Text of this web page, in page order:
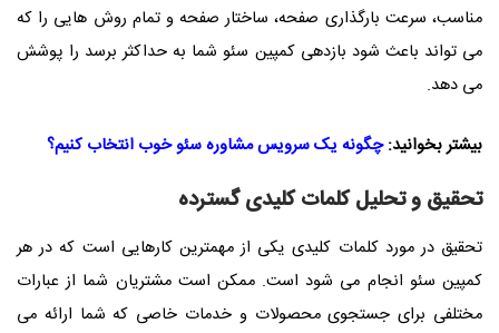
مناسب، سرعت بارگذاری صفحه، ساختار صفحه و تمام روش هایی را که
می تواند باعث شود بازدهی کمپین سئو شما به حداکثر برسد را پوشش
می دهد.
بیشتر بخوانید:چگونه یک سرویس مشاوره سئو خوب انتخاب کنیم؟
تحقیق و تحلیل کلمات کلیدی گسترده
تحقیق در مورد کلمات کلیدی یکی از مهمترین کارهایی است که در هر
کمپین سئو انجام می شود است. ممکن است مشتریان شما از عبارات
مختلفی برای جستجوی محصولات و خدمات خاصی که شما ارائه می